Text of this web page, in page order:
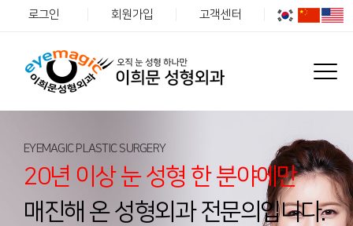
로그인 회원가입 고객센터
EYEMAGIC PLASTIC SURGERY
20년 이상 눈 성형 한 분야에만
매진해 온 성형외과 전문의입니다.